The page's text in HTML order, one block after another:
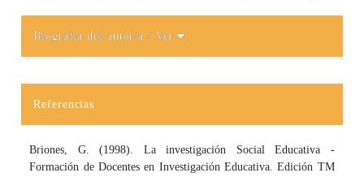
Biografía del autor/a/ Ver
Referencias
Briones, G. (1998). La investigación Social Educativa -
Formación de Docentes en Inves­tigación Educativa. Edición TM